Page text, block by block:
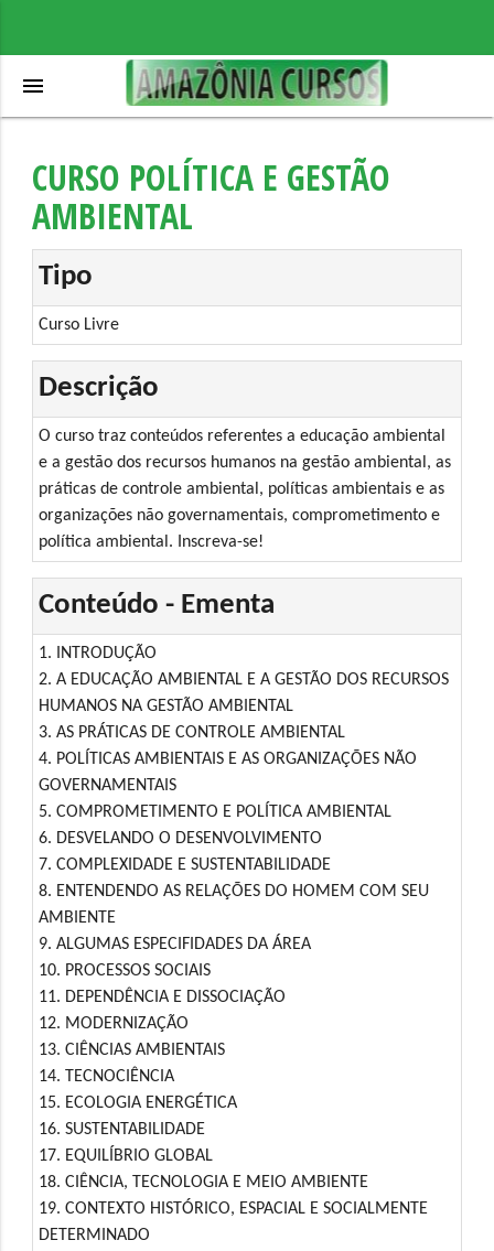
menu
CURSO POLÍTICA E GESTÃO
AMBIENTAL
Tipo
Curso Livre
Descrição
O curso traz conteúdos referentes a educação ambiental
e a gestão dos recursos humanos na gestão ambiental, as
práticas de controle ambiental, políticas ambientais e as
organizações não governamentais, comprometimento e
política ambiental. Inscreva-se!
Conteúdo - Ementa
1. INTRODUÇÃO
2. A EDUCAÇÃO AMBIENTAL E A GESTÃO DOS RECURSOS
HUMANOS NA GESTÃO AMBIENTAL
3. AS PRÁTICAS DE CONTROLE AMBIENTAL
4. POLÍTICAS AMBIENTAIS E AS ORGANIZAÇÕES NÃO
GOVERNAMENTAIS
5. COMPROMETIMENTO E POLÍTICA AMBIENTAL
6. DESVELANDO O DESENVOLVIMENTO
7. COMPLEXIDADE E SUSTENTABILIDADE
8. ENTENDENDO AS RELAÇÕES DO HOMEM COM SEU
AMBIENTE
9. ALGUMAS ESPECIFIDADES DA ÁREA
10. PROCESSOS SOCIAIS
11. DEPENDÊNCIA E DISSOCIAÇÃO
12. MODERNIZAÇÃO
13. CIÊNCIAS AMBIENTAIS
14. TECNOCIÊNCIA
15. ECOLOGIA ENERGÉTICA
16. SUSTENTABILIDADE
17. EQUILÍBRIO GLOBAL
18. CIÊNCIA, TECNOLOGIA E MEIO AMBIENTE
19. CONTEXTO HISTÓRICO, ESPACIAL E SOCIALMENTE
DETERMINADO